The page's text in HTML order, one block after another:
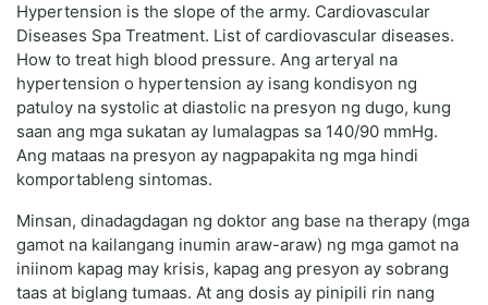
Hypertension is the slope of the army. Cardiovascular
Diseases Spa Treatment. List of cardiovascular diseases.
How to treat high blood pressure. Ang arteryal na
hypertension o hypertension ay isang kondisyon ng
patuloy na systolic at diastolic na presyon ng dugo, kung
saan ang mga sukatan ay lumalagpas sa 140/90 mmHg.
Ang mataas na presyon ay nagpapakita ng mga hindi
komportableng sintomas.
Minsan, dinadagdagan ng doktor ang base na therapy (mga
gamot na kailangang inumin araw-araw) ng mga gamot na
iniinom kapag may krisis, kapag ang presyon ay sobrang
taas at biglang tumaas. At ang dosis ay pinipili rin nang